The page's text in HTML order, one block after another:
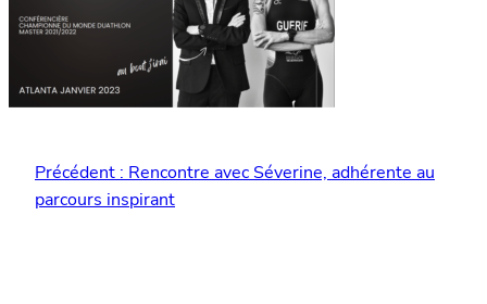
Précédent :Rencontre avec Séverine, adhérente au
parcours inspirant